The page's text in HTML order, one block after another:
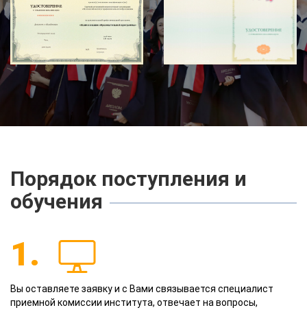
Порядок поступления и
обучения
1.
Вы оставляете заявку и с Вами связывается специалист
приемной комиссии института, отвечает на вопросы,